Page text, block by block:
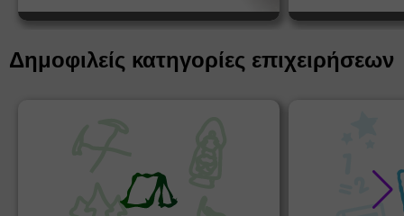
Δημοφιλείς κατηγορίες επιχειρήσεων